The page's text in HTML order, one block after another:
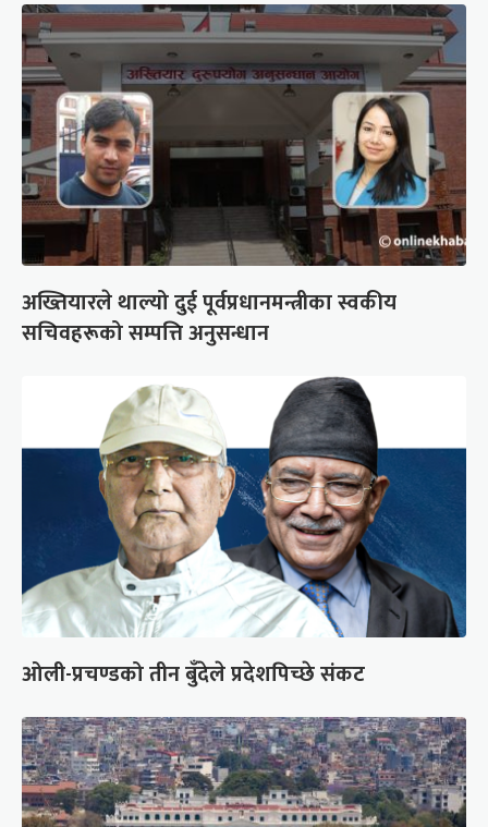
अख्तियारले थाल्यो दुई पूर्वप्रधानमन्त्रीका स्वकीय
सचिवहरूको सम्पत्ति अनुसन्धान
ओली-प्रचण्डको तीन बुँदेले प्रदेशपिच्छे संकट